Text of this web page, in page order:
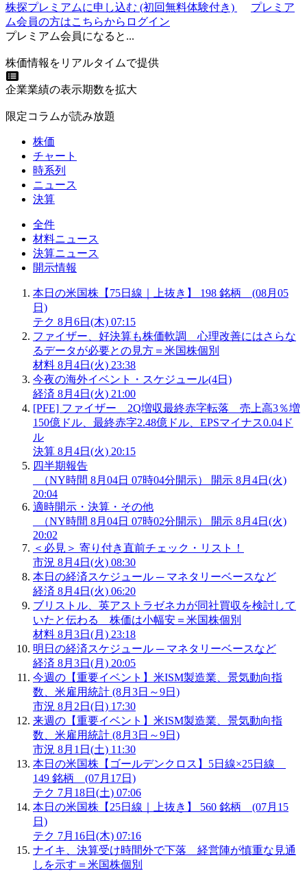
株探プレミアムに申し込む (初回無料体験付き)
プレミア
ム会員の方はこちらからログイン
プレミアム会員になると...
株価情報をリアルタイムで提供
企業業績の表示期数を拡大
限定コラムが読み放題
株価
チャート
時系列
ニュース
決算
全件
材料ニュース
決算ニュース
開示情報
本日の米国株【75日線｜上抜き】 198 銘柄 (08月05
日)
テク 8月6日(木) 07:15
ファイザー、好決算も株価軟調 心理改善にはさらな
るデータが必要との見方＝米国株個別
材料 8月4日(火) 23:38
今夜の海外イベント・スケジュール(4日)
経済 8月4日(火) 21:00
[PFE] ファイザー 2Q増収最終赤字転落 売上高3％増
150億ドル、最終赤字2.48億ドル、EPSマイナス0.04ド
ル
決算 8月4日(火) 20:15
四半期報告
（NY時間 8月04日 07時04分開示）
開示 8月4日(火)
20:04
適時開示・決算・その他
（NY時間 8月04日 07時02分開示）
開示 8月4日(火)
20:02
＜必見＞ 寄り付き直前チェック・リスト！
市況 8月4日(火) 08:30
本日の経済スケジュール ─ マネタリーベースなど
経済 8月4日(火) 06:20
ブリストル、英アストラゼネカが同社買収を検討して
いたと伝わる 株価は小幅安＝米国株個別
材料 8月3日(月) 23:18
明日の経済スケジュール ─ マネタリーベースなど
経済 8月3日(月) 20:05
今週の【重要イベント】米ISM製造業、景気動向指
数、米雇用統計 (8月3日～9日)
市況 8月2日(日) 17:30
来週の【重要イベント】米ISM製造業、景気動向指
数、米雇用統計 (8月3日～9日)
市況 8月1日(土) 11:30
本日の米国株【ゴールデンクロス】5日線×25日線
149 銘柄 (07月17日)
テク 7月18日(土) 07:06
本日の米国株【25日線｜上抜き】 560 銘柄 (07月15
日)
テク 7月16日(木) 07:16
ナイキ、決算受け時間外で下落 経営陣が慎重な見通
しを示す＝米国株個別